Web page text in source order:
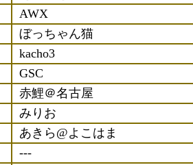
AWX
ぼっちゃん猫
kacho3
GSC
赤鯉＠名古屋
みりお
あきら@よこはま
---